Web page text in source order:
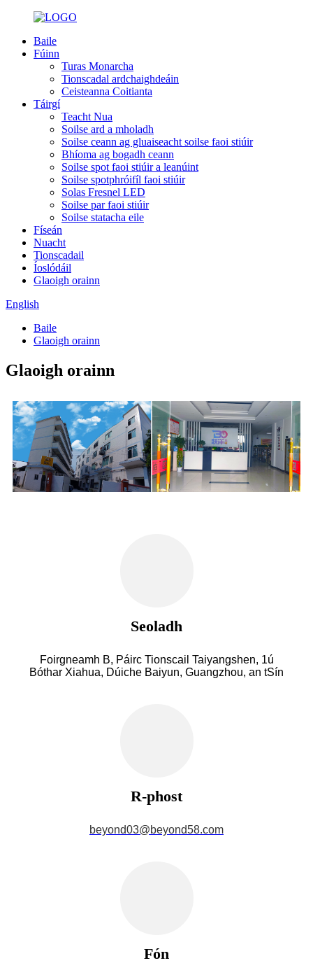
Baile
Fúinn
Turas Monarcha
Tionscadal ardchaighdeáin
Ceisteanna Coitianta
Táirgí
Teacht Nua
Soilse ard a mholadh
Soilse ceann ag gluaiseacht soilse faoi stiúir
Bhíoma ag bogadh ceann
Soilse spot faoi stiúir a leanúint
Soilse spotphróifíl faoi stiúir
Solas Fresnel LED
Soilse par faoi stiúir
Soilse statacha eile
Físeán
Nuacht
Tionscadail
Íoslódáil
Glaoigh orainn
English
Baile
Glaoigh orainn
Glaoigh orainn
Seoladh
Foirgneamh B, Páirc Tionscail Taiyangshen, 1ú
Bóthar Xiahua, Dúiche Baiyun, Guangzhou, an tSín
R-phost
beyond03@beyond58.com
Fón